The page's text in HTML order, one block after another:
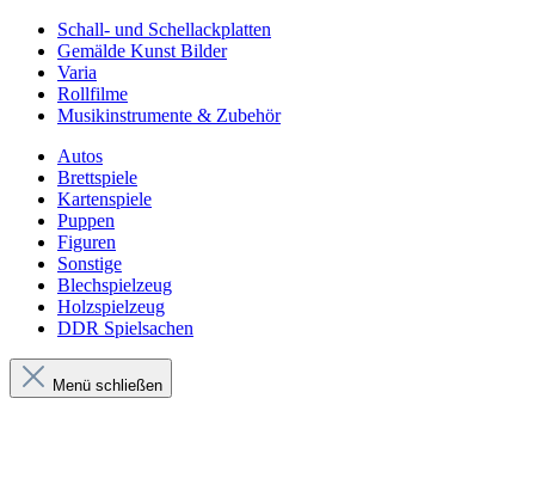
Schall- und Schellackplatten
Gemälde Kunst Bilder
Varia
Rollfilme
Musikinstrumente & Zubehör
Autos
Brettspiele
Kartenspiele
Puppen
Figuren
Sonstige
Blechspielzeug
Holzspielzeug
DDR Spielsachen
Menü schließen